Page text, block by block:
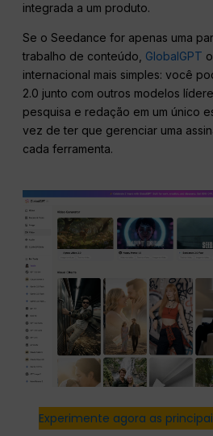
integrada a um produto.
Se o Seedance for apenas uma
trabalho de conteúdo, GlobalGPT
internacional mais simples: você
2.0 junto com outros modelos
pesquisa e redação em um único
vez de ter que gerenciar uma
cada ferramenta.
Experimente agora as